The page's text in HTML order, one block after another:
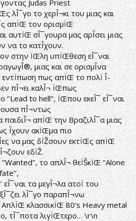
Judas Priest
λÎ¯γο το χερÎ¬κι του μιας και
απÏŒ τον ορισμÏŒ
αυτÏŒ σÎ¯γουρα μας αρÎ­σει μιας
να το κατÎ­χουν.
στην ÏŒλη υπÏŒθεση εÎ¯ναι
μιας και σε ορισμÎ­να
εντÏπωση πως απÏŒ το πολÏ Î­
πÎ¬ει καλÎ¬ ÏŒπως
to hell’’, ÏŒπου εκεÎ¯ εÎ¯ναι
πÎ¬ντως
απÏŒ την ΒραζιλÎ¯α μιας
Î­χουν ακÏŒμα πιο
να μας δÏŽσουν εκτÏŒς απÏŒ
εδÏŽ.
το απλÎ¬ θεÏŠκÏŒ ‘’Alone
εÎ¯ναι τα μεγÎ¬λα ατοÏ του
λÎ¯γο παραπÎ¬νω
κλασσικÏŒ 80’s Heavy metal
τÎ¯ποτα λιγÏŒτερο… \r\n